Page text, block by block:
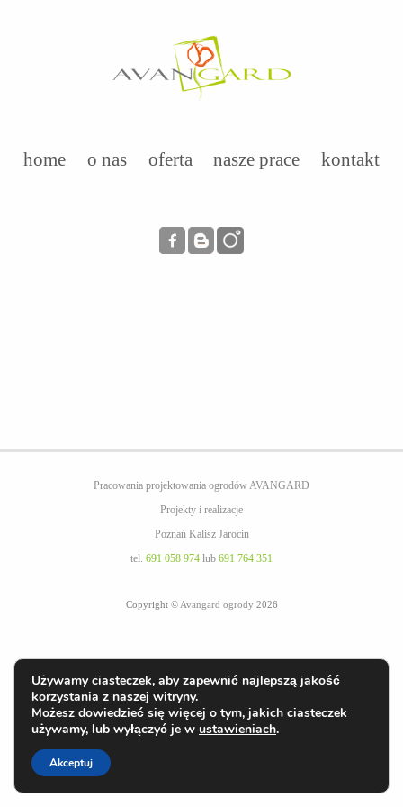
home o nas oferta nasze prace kontakt
Pracowania projektowania ogrodów AVANGARD
Projekty i realizacje
Poznań Kalisz Jarocin
tel. 691 058 974 lub 691 764 351
Copyright ©Avangard ogrody 2026
Używamy ciasteczek, aby zapewnić najlepszą jakość
korzystania z naszej witryny.
Możesz dowiedzieć się więcej o tym, jakich ciasteczek
używamy, lub wyłączyć je w ustawieniach.
Akceptuj